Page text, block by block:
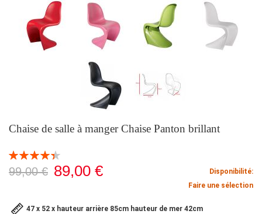
Chaise de salle à manger Chaise Panton brillant
Notation:
89
% of 100
99,00 € 89,00 €
Disponibilité:
Faire une sélection
47 x 52 x hauteur arrière 85cm hauteur de mer 42cm